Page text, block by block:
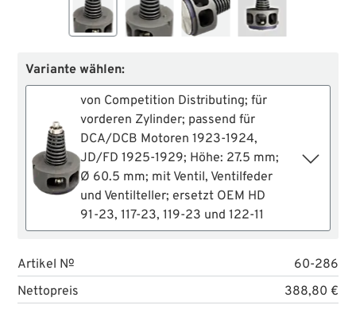
Variante wählen:
von Competition Distributing; für
vorderen Zylinder; passend für
DCA/DCB Motoren 1923-1924,
JD/FD 1925-1929; Höhe: 27.5 mm;
Ø 60.5 mm; mit Ventil, Ventilfeder
und Ventilteller; ersetzt OEM HD
91-23, 117-23, 119-23 und 122-11
Artikel №
60-286
Nettopreis
388,80 €